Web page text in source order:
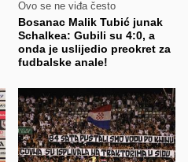
Ovo se ne viđa često
Bosanac Malik Tubić junak
Schalkea: Gubili su 4:0, a
onda je uslijedio preokret za
fudbalske anale!